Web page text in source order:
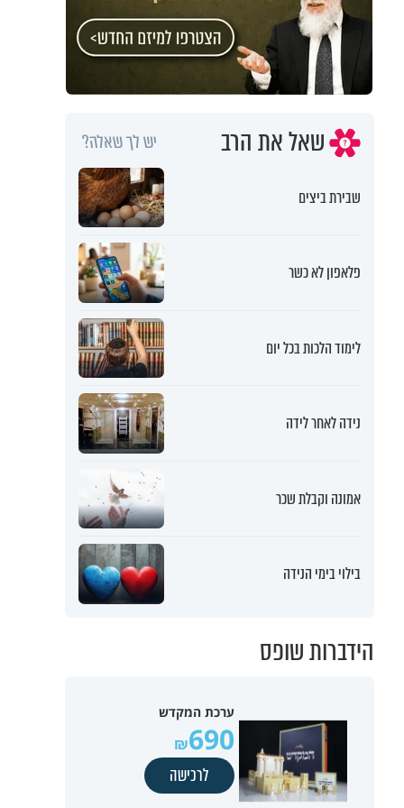
שאל את הרב יש לך שאלה?
שבירת ביצים
פלאפון לא כשר
לימוד הלכות בכל יום
נידה לאחר לידה
אמונה וקבלת שכר
בילוי בימי הנידה
הידברות שופס
ערכת המקדש
690
לרכישה